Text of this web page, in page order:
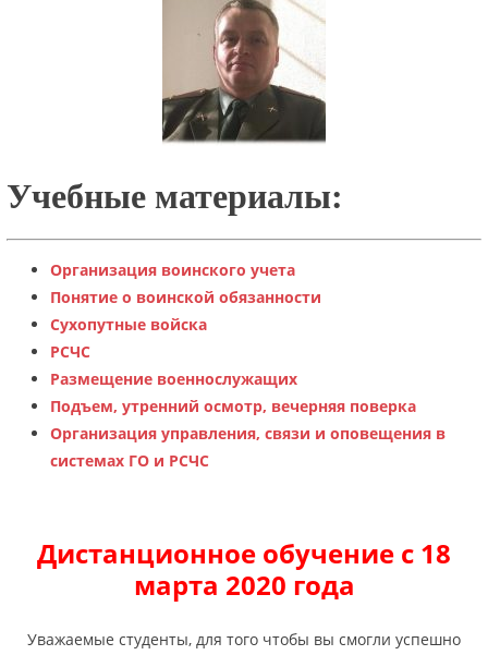
Учебные материалы:
Организация воинского учета
Понятие о воинской обязанности
Сухопутные войска
РСЧС
Размещение военнослужащих
Подъем, утренний осмотр, вечерняя поверка
Организация управления, связи и оповещения в
системах ГО и РСЧС
Дистанционное обучение с 18
марта 2020 года
Уважаемые студенты, для того чтобы вы смогли успешно